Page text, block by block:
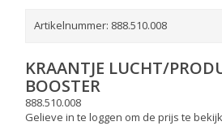
Artikelnummer: 888.510.008
KRAANTJE LUCHT/
BOOSTER
888.510.008
Gelieve in te loggen om de prijs te